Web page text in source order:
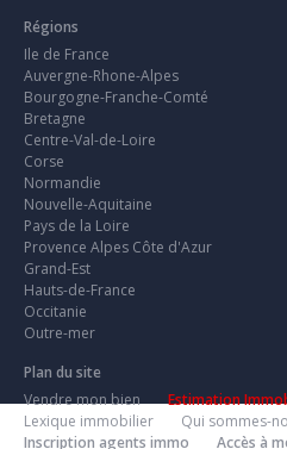
Régions
Ile de France
Auvergne-Rhone-Alpes
Bourgogne-Franche-Comté
Bretagne
Centre-Val-de-Loire
Corse
Normandie
Nouvelle-Aquitaine
Pays de la Loire
Provence Alpes Côte d'Azur
Grand-Est
Hauts-de-France
Occitanie
Outre-mer
Plan du site
Vendre mon bien
Estimation
Lexique immobilier
Qui sommes-
Inscription agents immo
Accès à